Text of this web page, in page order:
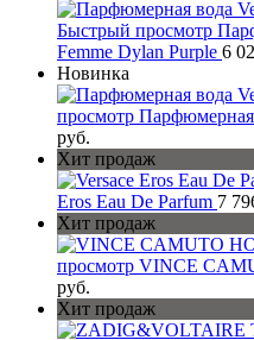
Быстрый просмотр
Femme Dylan Purple 6
Новинка
просмотр Парфюмерная
руб.
Хит продаж
Eros Eau De Parfum 7
Хит продаж
просмотр VINCE
руб.
Хит продаж